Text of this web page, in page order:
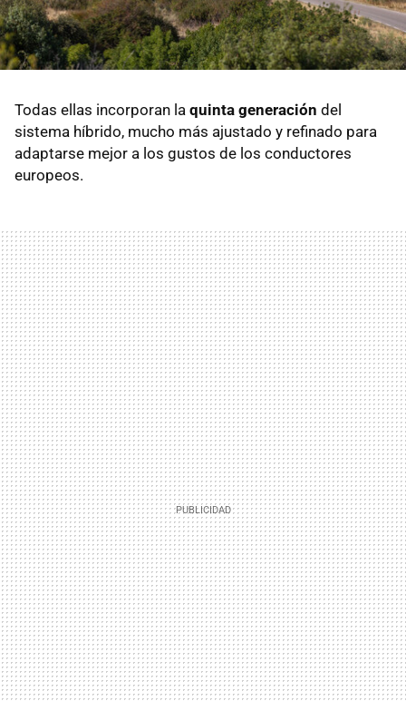
Todas ellas incorporan la quinta generación del
sistema híbrido, mucho más ajustado y refinado para
adaptarse mejor a los gustos de los conductores
europeos.